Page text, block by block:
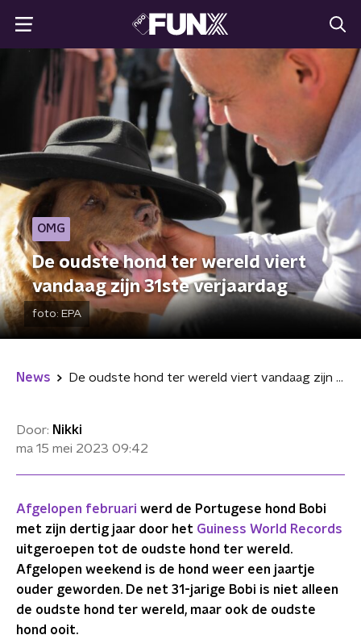
OMG
De oudste hond ter wereld viert
vandaag zijn 31ste verjaardag
foto: EPA
News De oudste hond ter wereld viert vandaag zijn 31ste verjaardag
Door: Nikki
ma 15 mei 2023 09:42
Afgelopen februari werd de Portugese hond Bobi
met zijn dertig jaar door het Guiness World Records
uitgeroepen tot de oudste hond ter wereld.
Afgelopen weekend is de hond weer een jaartje
ouder geworden. De net 31-jarige Bobi is niet alleen
de oudste hond ter wereld, maar ook de oudste
hond ooit.